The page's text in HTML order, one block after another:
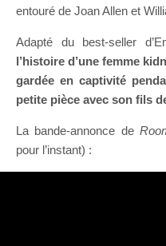
entouré de Joan Allen et
Adapté du best-seller
l’histoire d’une femme
gardée en captivité
petite pièce avec son fils
La bande-annonce de
pour l’instant) :